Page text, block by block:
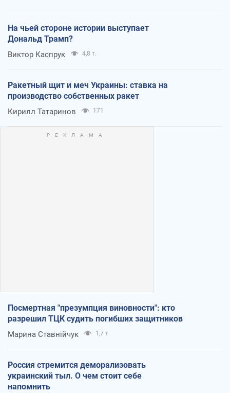
На чьей стороне истории выступает
Дональд Трамп?
Виктор Каспрук 4,8 т.
Ракетный щит и меч Украины: ставка на
производство собственных ракет
Кирилл Татаринов 171
Посмертная "презумпция виновности": кто
разрешил ТЦК судить погибших защитников
Марина Ставнійчук 1,7 т.
Россия стремится деморализовать
украинский тыл. О чем стоит себе
напомнить